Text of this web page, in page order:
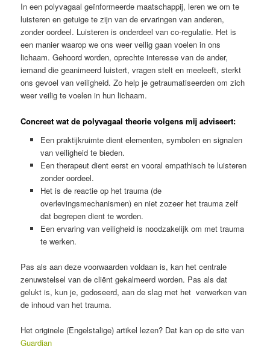
In een polyvagaal geïnformeerde maatschappij, leren we om te
luisteren en getuige te zijn van de ervaringen van anderen,
zonder oordeel. Luisteren is onderdeel van co-regulatie. Het is
een manier waarop we ons weer veilig gaan voelen in ons
lichaam. Gehoord worden, oprechte interesse van de ander,
iemand die geanimeerd luistert, vragen stelt en meeleeft, sterkt
ons gevoel van veiligheid. Zo help je getraumatiseerden om zich
weer veilig te voelen in hun lichaam.
Concreet wat de polyvagaal theorie volgens mij adviseert:
Een praktijkruimte dient elementen, symbolen en signalen
van veiligheid te bieden.
Een therapeut dient eerst en vooral empathisch te luisteren
zonder oordeel.
Het is de reactie op het trauma (de
overlevingsmechanismen) en niet zozeer het trauma zelf
dat begrepen dient te worden.
Een ervaring van veiligheid is noodzakelijk om met trauma
te werken.
Pas als aan deze voorwaarden voldaan is, kan het centrale
zenuwstelsel van de cliënt gekalmeerd worden. Pas als dat
gelukt is, kun je, gedoseerd, aan de slag met het verwerken van
de inhoud van het trauma.
Het originele (Engelstalige) artikel lezen? Dat kan op de site van
Guardian